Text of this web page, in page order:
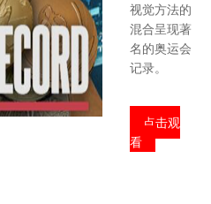
视觉方法的
混合呈现著
名的奥运会
记录。
点击观
看